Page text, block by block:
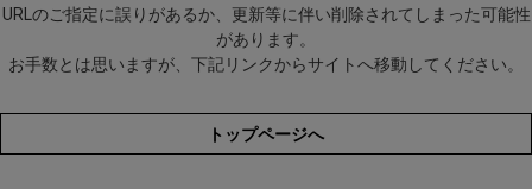
URLのご指定に誤りがあるか、更新等に伴い削除されてしまった可能性
があります。
お手数とは思いますが、下記リンクからサイトへ移動してください。
トップページへ